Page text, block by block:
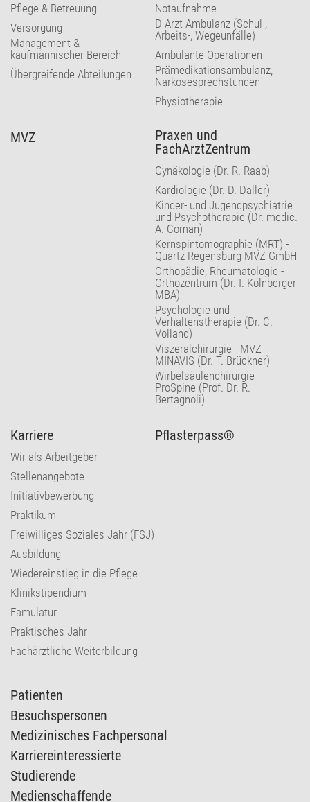
Pflege & Betreuung
Versorgung
Management &
kaufmännischer Bereich
Übergreifende Abteilungen
Notaufnahme
D-Arzt-Ambulanz (Schul-,
Arbeits-, Wegeunfälle)
Ambulante Operationen
Prämedikationsambulanz,
Narkosesprechstunden
Physiotherapie
MVZ
Praxen und
FachArztZentrum
Gynäkologie (Dr. R. Raab)
Kardiologie (Dr. D. Daller)
Kinder- und Jugendpsychiatrie
und Psychotherapie (Dr. medic.
A. Coman)
Kernspintomographie (MRT) -
Quartz Regensburg MVZ GmbH
Orthopädie, Rheumatologie -
Orthozentrum (Dr. I. Kölnberger
MBA)
Psychologie und
Verhaltenstherapie (Dr. C.
Volland)
Viszeralchirurgie - MVZ
MINAVIS (Dr. T. Brückner)
Wirbelsäulenchirurgie -
ProSpine (Prof. Dr. R.
Bertagnoli)
Karriere
Wir als Arbeitgeber
Stellenangebote
Initiativbewerbung
Praktikum
Freiwilliges Soziales Jahr (FSJ)
Ausbildung
Wiedereinstieg in die Pflege
Klinikstipendium
Famulatur
Praktisches Jahr
Fachärztliche Weiterbildung
Pflasterpass®
Patienten
Besuchspersonen
Medizinisches Fachpersonal
Karriereinteressierte
Studierende
Medienschaffende